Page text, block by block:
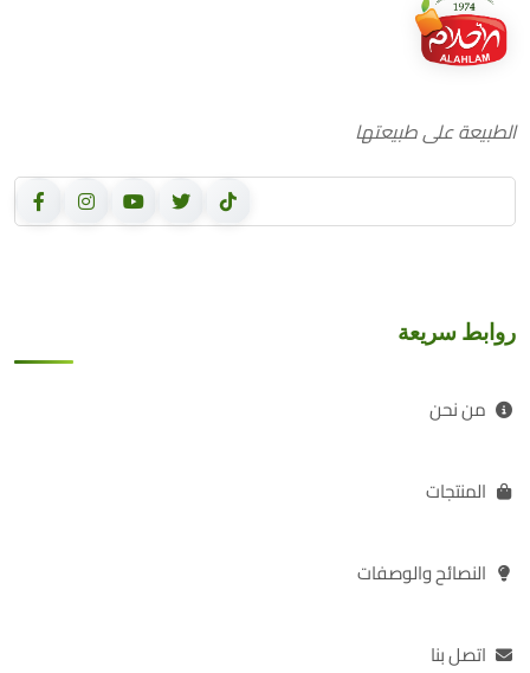
الطبيعة على طبيعتها
روابط سريعة
من نحن
المنتجات
النصائح والوصفات
اتصل بنا